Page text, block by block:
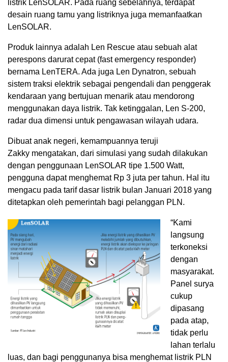
listrik LenSOLAR. Pada ruang sebelahnya, terdapat
desain ruang tamu yang listriknya juga memanfaatkan
LenSOLAR.
Produk lainnya adalah Len Rescue atau sebuah alat
perespons darurat cepat (fast emergency responder)
bernama LenTERA. Ada juga Len Dynatron, sebuah
sistem traksi elektrik sebagai pengendali dan penggerak
kendaraan yang bertujuan menarik atau mendorong
menggunakan daya listrik. Tak ketinggalan, Len S-200,
radar dua dimensi untuk pengawasan wilayah udara.
Dibuat anak negeri, kemampuannya teruji
Zakky mengatakan, dari simulasi yang sudah dilakukan
dengan penggunaan LenSOLAR tipe 1.500 Watt,
pengguna dapat menghemat Rp 3 juta per tahun. Hal itu
mengacu pada tarif dasar listrik bulan Januari 2018 yang
ditetapkan oleh pemerintah bagi pelanggan PLN.
“Kami
langsung
terkoneksi
dengan
masyarakat.
Panel surya
cukup
dipasang
pada atap,
tidak perlu
lahan terlalu
luas, dan bagi penggunanya bisa menghemat listrik PLN